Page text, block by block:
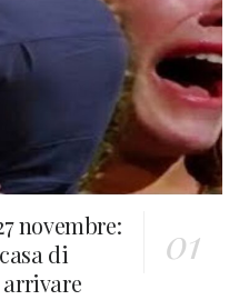
novembre:
di
arrivare